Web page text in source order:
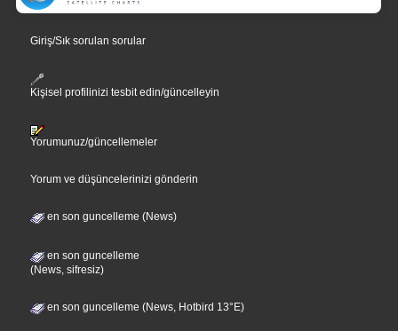
Giriş/Sık sorulan sorular
Kişisel profilinizi tesbit edin/güncelleyin
Yorumunuz/güncellemeler
Yorum ve düşüncelerinizi gönderin
en son guncelleme (News)
en son guncelleme
(News, sifresiz)
en son guncelleme (News, Hotbird 13°E)